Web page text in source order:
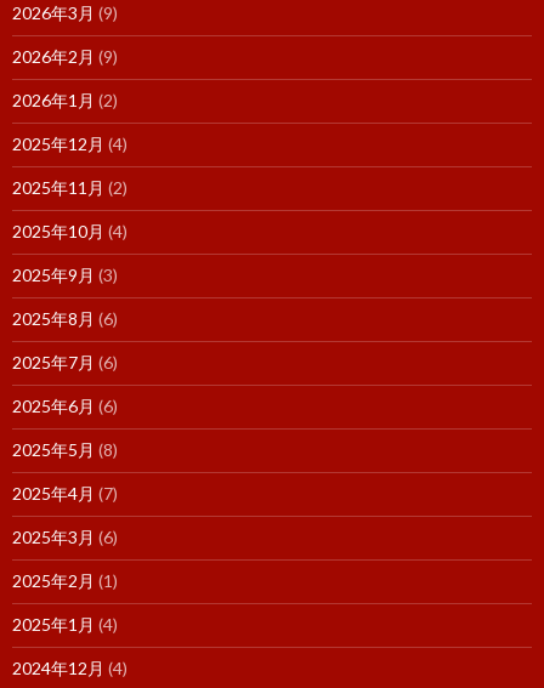
2026年3月 (9)
2026年2月 (9)
2026年1月 (2)
2025年12月 (4)
2025年11月 (2)
2025年10月 (4)
2025年9月 (3)
2025年8月 (6)
2025年7月 (6)
2025年6月 (6)
2025年5月 (8)
2025年4月 (7)
2025年3月 (6)
2025年2月 (1)
2025年1月 (4)
2024年12月 (4)